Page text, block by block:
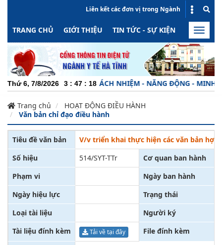
Liên kết các đơn vị trong Ngành
TRANG CHỦ GIỚI THIỆU TIN TỨC - SỰ KIỆN HOẠT
Toggle
Thứ 6, 7/8/2026 3 : 47 : 18
CHUYÊN NGHIỆP - TRÁCH NHIỆM - NĂNG ĐỘNG - MINH
Trang chủ
HOẠT ĐỘNG ĐIỀU HÀNH
Văn bản chỉ đạo điều hành
Tiêu đề văn bản
V/v triển khai thực hiện các văn bản hợp
Số hiệu
514/SYT-TTr
Cơ quan ban hành
Phạm vi
Ngày ban hành
Ngày hiệu lực
Trạng thái
Loại tài liệu
Người ký
Tài liệu đính kèm
Tải về tại đây File đính kèm